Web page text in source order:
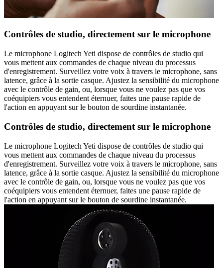
Contrôles de studio, directement sur le microphone
Le microphone Logitech Yeti dispose de contrôles de studio qui
vous mettent aux commandes de chaque niveau du processus
d'enregistrement. Surveillez votre voix à travers le microphone, sans
latence, grâce à la sortie casque. Ajustez la sensibilité du microphone
avec le contrôle de gain, ou, lorsque vous ne voulez pas que vos
coéquipiers vous entendent éternuer, faites une pause rapide de
l'action en appuyant sur le bouton de sourdine instantanée.
Contrôles de studio, directement sur le microphone
Le microphone Logitech Yeti dispose de contrôles de studio qui
vous mettent aux commandes de chaque niveau du processus
d'enregistrement. Surveillez votre voix à travers le microphone, sans
latence, grâce à la sortie casque. Ajustez la sensibilité du microphone
avec le contrôle de gain, ou, lorsque vous ne voulez pas que vos
coéquipiers vous entendent éternuer, faites une pause rapide de
l'action en appuyant sur le bouton de sourdine instantanée.